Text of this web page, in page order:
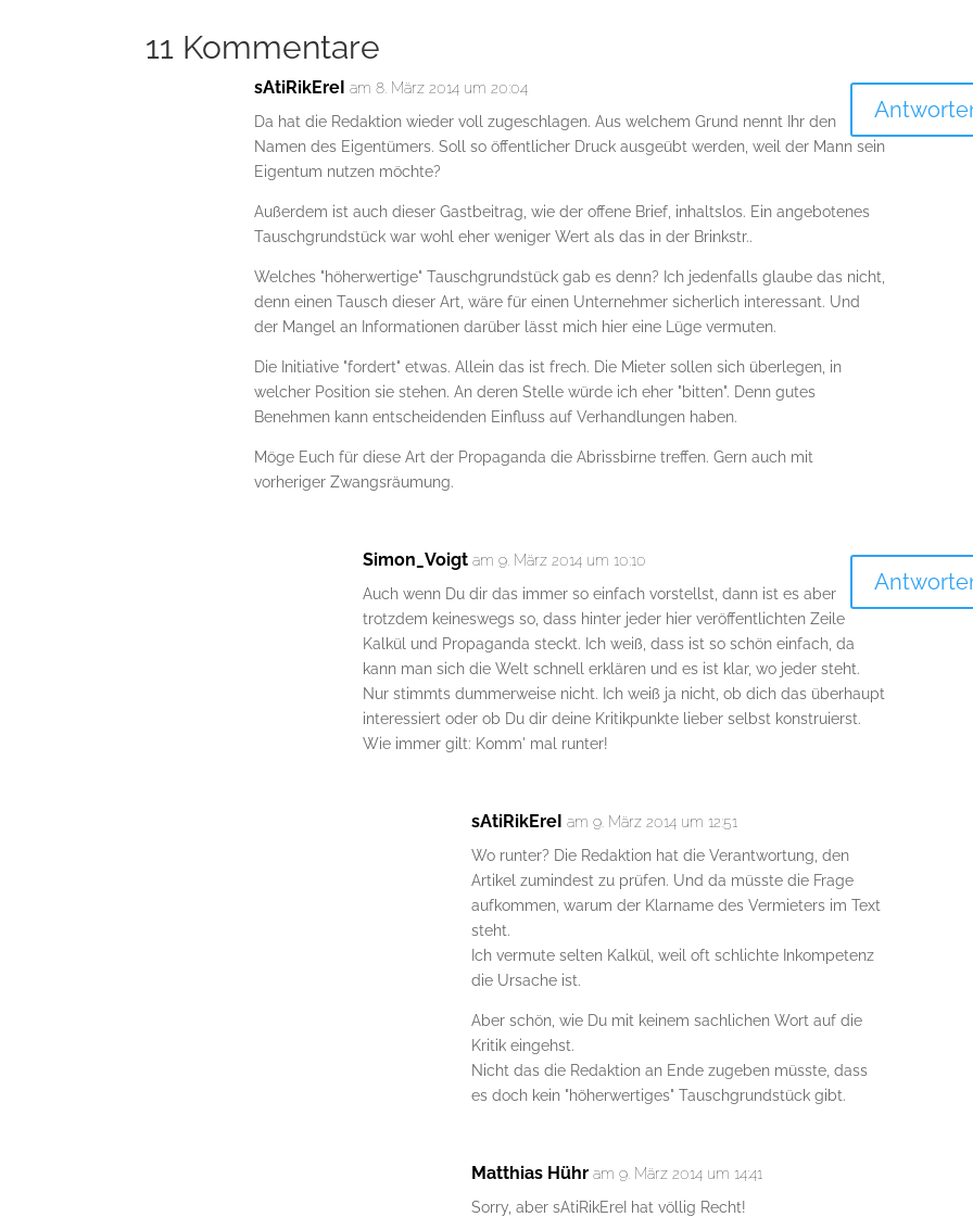
11 Kommentare
sAtiRikEreI am 8. März 2014 um 20:04
Da hat die Redaktion wieder voll zugeschlagen. Aus welchem Grund nennt Ihr den
Namen des Eigentümers. Soll so öffentlicher Druck ausgeübt werden, weil der Mann sein
Eigentum nutzen möchte?
Außerdem ist auch dieser Gastbeitrag, wie der offene Brief, inhaltslos. Ein angebotenes
Tauschgrundstück war wohl eher weniger Wert als das in der Brinkstr..
Welches "höherwertige" Tauschgrundstück gab es denn? Ich jedenfalls glaube das nicht,
denn einen Tausch dieser Art, wäre für einen Unternehmer sicherlich interessant. Und
der Mangel an Informationen darüber lässt mich hier eine Lüge vermuten.
Die Initiative "fordert" etwas. Allein das ist frech. Die Mieter sollen sich überlegen, in
welcher Position sie stehen. An deren Stelle würde ich eher "bitten". Denn gutes
Benehmen kann entscheidenden Einfluss auf Verhandlungen haben.
Möge Euch für diese Art der Propaganda die Abrissbirne treffen. Gern auch mit
vorheriger Zwangsräumung.
Simon_Voigt am 9. März 2014 um 10:10
Auch wenn Du dir das immer so einfach vorstellst, dann ist es aber
trotzdem keineswegs so, dass hinter jeder hier veröffentlichten Zeile
Kalkül und Propaganda steckt. Ich weiß, dass ist so schön einfach, da
kann man sich die Welt schnell erklären und es ist klar, wo jeder steht.
Nur stimmts dummerweise nicht. Ich weiß ja nicht, ob dich das überhaupt
interessiert oder ob Du dir deine Kritikpunkte lieber selbst konstruierst.
Wie immer gilt: Komm' mal runter!
sAtiRikEreI am 9. März 2014 um 12:51
Wo runter? Die Redaktion hat die Verantwortung, den
Artikel zumindest zu prüfen. Und da müsste die Frage
aufkommen, warum der Klarname des Vermieters im Text
steht.
Ich vermute selten Kalkül, weil oft schlichte Inkompetenz
die Ursache ist.
Aber schön, wie Du mit keinem sachlichen Wort auf die
Kritik eingehst.
Nicht das die Redaktion an Ende zugeben müsste, dass
es doch kein "höherwertiges" Tauschgrundstück gibt.
Matthias Hühr am 9. März 2014 um 14:41
Sorry, aber sAtiRikEreI hat völlig Recht!